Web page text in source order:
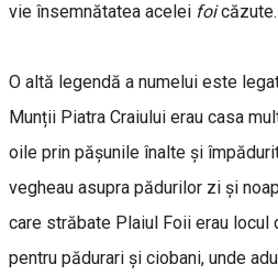
vie însemnătatea acelei foicăzute.
O altă legendă a numelui este
Munții Piatra Craiului erau casa
oile prin pășunile înalte și
vegheau asupra pădurilor zi și
care străbate Plaiul Foii erau locul
pentru pădurari și ciobani, unde